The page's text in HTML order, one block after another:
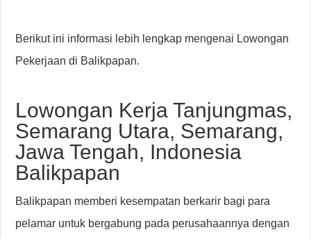
Berikut ini informasi lebih lengkap mengenai Lowongan
Pekerjaan di Balikpapan.
Lowongan Kerja Tanjungmas,
Semarang Utara, Semarang,
Jawa Tengah, Indonesia
Balikpapan
Balikpapan memberi kesempatan berkarir bagi para
pelamar untuk bergabung pada perusahaannya dengan